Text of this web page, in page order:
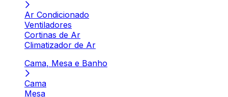
Ar Condicionado
Ventiladores
Cortinas de Ar
Climatizador de Ar
Cama, Mesa e Banho
Cama
Mesa